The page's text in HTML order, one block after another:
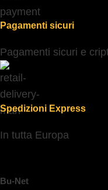
Pagamenti sicuri
Pagamenti sicuri e
Spedizioni Express
In tutta Europa
Bu-Net